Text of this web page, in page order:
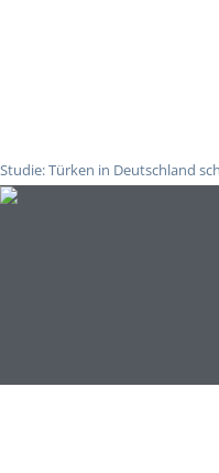
Studie: Türken in Deutschland